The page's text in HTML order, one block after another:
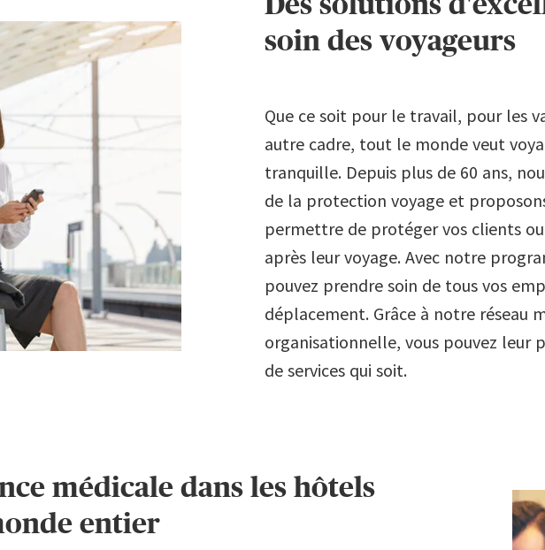
soin des voyageurs
Que ce soit pour le travail, pour les
autre cadre, tout le monde veut
tranquille. Depuis plus de 60 ans,
de la protection voyage et
permettre de protéger vos clients
après leur voyage. Avec notre
pouvez prendre soin de tous vos
déplacement. Grâce à notre
organisationnelle, vous pouvez leur
de services qui soit.
médicale dans les hôtels
entier